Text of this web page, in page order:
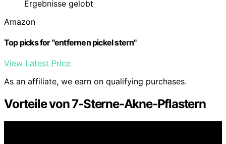
Ergebnisse gelobt
Amazon
Top picks for "entfernen pickel stern"
View Latest Price
As an affiliate, we earn on qualifying purchases.
Vorteile von 7-Sterne-Akne-Pflastern